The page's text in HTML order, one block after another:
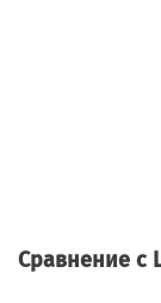
Сравнение с